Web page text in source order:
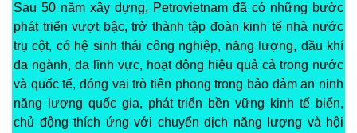
Sau 50 năm xây dựng, Petrovietnam đã có những bước
phát triển vượt bậc, trở thành tập đoàn kinh tế nhà nước
trụ cột, có hệ sinh thái công nghiệp, năng lượng, dầu khí
đa ngành, đa lĩnh vực, hoạt động hiệu quả cả trong nước
và quốc tế, đóng vai trò tiên phong trong bảo đảm an ninh
năng lượng quốc gia, phát triển bền vững kinh tế biển,
chủ động thích ứng với chuyển dịch năng lượng và hội